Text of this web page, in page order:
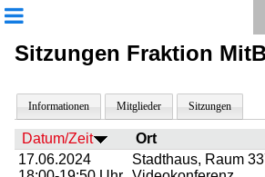
Sitzungen Fraktion
Informationen Mitglieder Sitzungen
Datum/Zeit
Ort
17.06.2024
Stadthaus, Raum